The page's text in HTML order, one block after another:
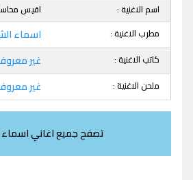
اسم الاغنية :
اقيس
مطرب الاغنية :
اسماء
كاتب الاغنية : غير
ملحن الاغنية : غير
تصفح جميع اغاني اسماء